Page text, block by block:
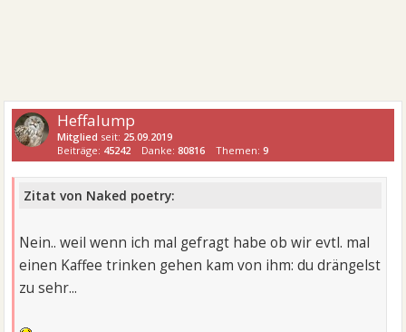
Heffalump
Mitglied seit: 25.09.2019
Beiträge: 45242 Danke:80816 Themen:9
Zitat von Naked poetry:
Nein.. weil wenn ich mal gefragt habe ob wir evtl. mal
einen Kaffee trinken gehen kam von ihm: du drängelst
zu sehr...